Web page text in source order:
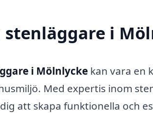
stenläggare i
i Mölnlycke kan vara en
Med expertis inom
att skapa funktionella och